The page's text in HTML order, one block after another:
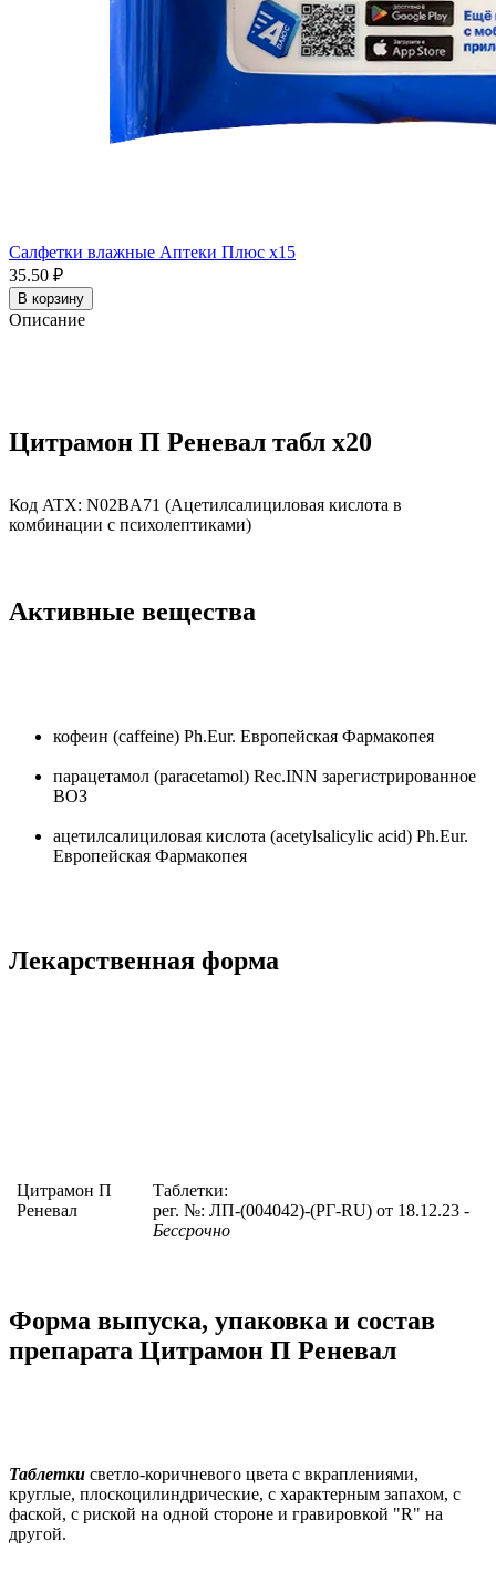
Салфетки влажные Аптеки Плюс x15
35.50 ₽
В корзину
Описание
Цитрамон П Реневал табл x20
Код ATX: N02BA71 (Ацетилсалициловая кислота в
комбинации с психолептиками)
Активные вещества
кофеин (caffeine) Ph.Eur. Европейская Фармакопея
парацетамол (paracetamol) Rec.INN зарегистрированное
ВОЗ
ацетилсалициловая кислота (acetylsalicylic acid) Ph.Eur.
Европейская Фармакопея
Лекарственная форма
Цитрамон П
Реневал
Таблетки:
рег. №: ЛП-(004042)-(РГ-RU) от 18.12.23 -
Бессрочно
Форма выпуска, упаковка и состав
препарата Цитрамон П Реневал
Таблетки светло-коричневого цвета с вкраплениями,
круглые, плоскоцилиндрические, с характерным запахом, с
фаской, с риской на одной стороне и гравировкой "R" на
другой.